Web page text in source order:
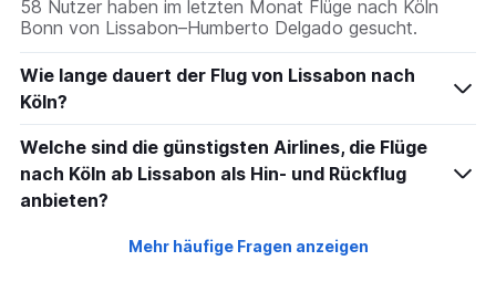
58 Nutzer haben im letzten Monat Flüge nach Köln
Bonn von Lissabon–Humberto Delgado gesucht.
Wie lange dauert der Flug von Lissabon nach
Köln?
Welche sind die günstigsten Airlines, die Flüge
nach Köln ab Lissabon als Hin- und Rückflug
anbieten?
Mehr häufige Fragen anzeigen